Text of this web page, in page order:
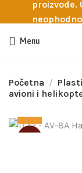
proizvode.
potrebna
Menu
Početna
avioni i